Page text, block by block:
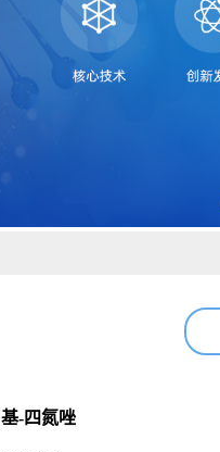
-四氮唑